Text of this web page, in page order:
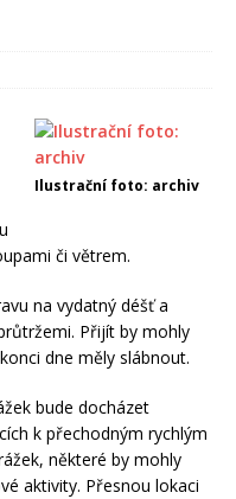
Ilustrační foto: archiv
či větrem.
na vydatný déšť a
Přijít by mohly
dne měly slábnout.
bude docházet
k přechodným rychlým
některé by mohly
aktivity. Přesnou lokaci